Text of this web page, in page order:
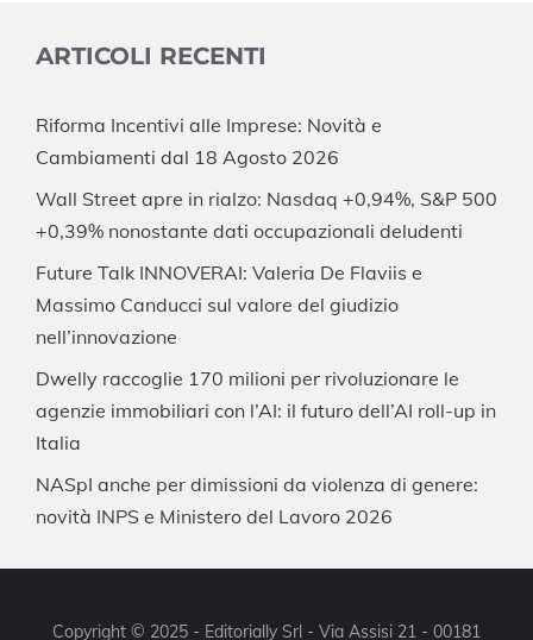
ARTICOLI RECENTI
Riforma Incentivi alle Imprese: Novità e
Cambiamenti dal 18 Agosto 2026
Wall Street apre in rialzo: Nasdaq +0,94%, S&P 500
+0,39% nonostante dati occupazionali deludenti
Future Talk INNOVERAI: Valeria De Flaviis e
Massimo Canducci sul valore del giudizio
nell’innovazione
Dwelly raccoglie 170 milioni per rivoluzionare le
agenzie immobiliari con l’AI: il futuro dell’AI roll-up in
Italia
NASpI anche per dimissioni da violenza di genere:
novità INPS e Ministero del Lavoro 2026
Copyright © 2025 - Editorially Srl - Via Assisi 21 - 00181